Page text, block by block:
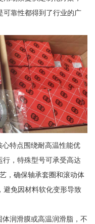
可靠性都得到了行业的广
特点围绕耐高温性能优
，特殊型号可承受高达
，确保轴承套圈和滚动体
避免因材料软化变形导致
润滑膜或高温润滑脂，不